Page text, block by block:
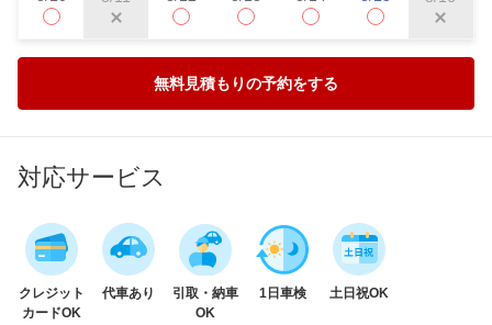
無料見積もりの予約をする
対応サービス
クレジット
カードOK
代車あり
引取・納車
OK
1日車検 土日祝OK